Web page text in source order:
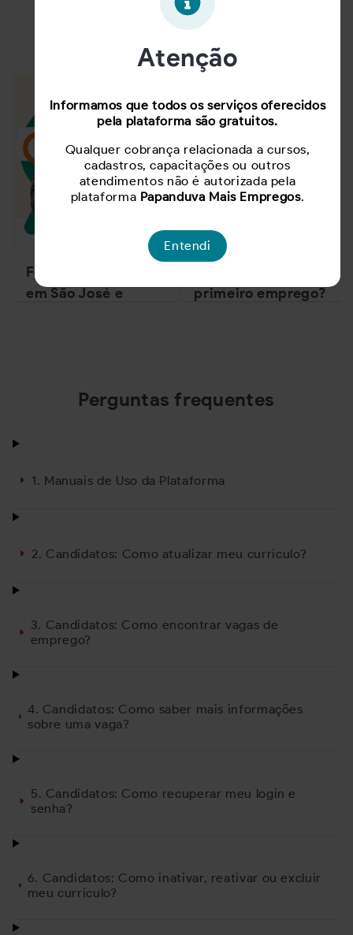
Notícias
Feirão de Empregos
em São José e
primeiro emprego?
Perguntas frequentes
1. Manuais de Uso da Plataforma
2. Candidatos: Como atualizar meu currículo?
3. Candidatos: Como encontrar vagas de
emprego?
4. Candidatos: Como saber mais informações
sobre uma vaga?
5. Candidatos: Como recuperar meu login e
senha?
6. Candidatos: Como inativar, reativar ou excluir
meu currículo?
Atenção
Informamos que todos os serviços oferecidos
pela plataforma são gratuitos.
Qualquer cobrança relacionada a cursos,
cadastros, capacitações ou outros
atendimentos não é autorizada pela
plataforma Papanduva Mais Empregos.
Entendi